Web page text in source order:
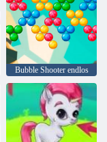
Bubble Shooter endlos